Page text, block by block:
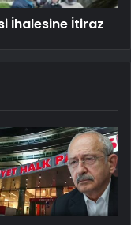
İhalesine İtiraz